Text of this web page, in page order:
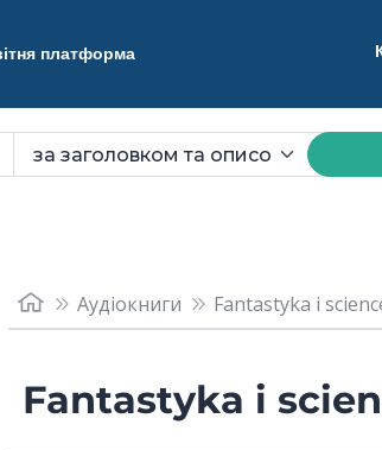
платформа
Аудіокниги Fantastyka i
Fantastyka i